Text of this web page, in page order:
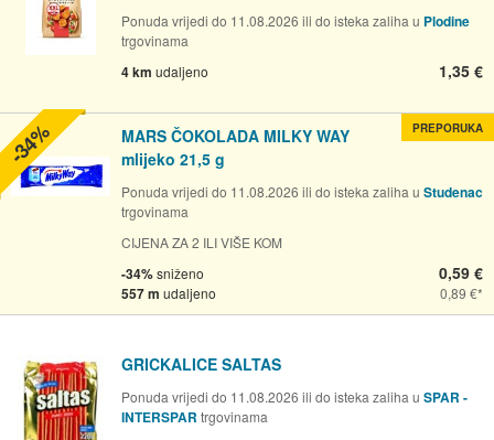
Ponuda vrijedi do 11.08.2026 ili do isteka zaliha u Plodine
trgovinama
4 km udaljeno 1,35 €
MARS ČOKOLADA MILKY WAY
mlijeko 21,5 g
Ponuda vrijedi do 11.08.2026 ili do isteka zaliha u Studenac
trgovinama
CIJENA ZA 2 ILI VIŠE KOM
-34%sniženo
557 m udaljeno
0,59 €
0,89 €
PREPORUKA
-34%
GRICKALICE SALTAS
Ponuda vrijedi do 11.08.2026 ili do isteka zaliha u SPAR -
INTERSPAR trgovinama